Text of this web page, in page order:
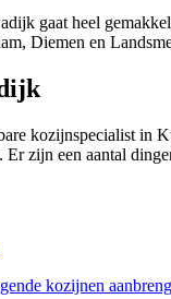
gaat heel
Diemen en
kozijnspecialist in
zijn een aantal
kozijnen